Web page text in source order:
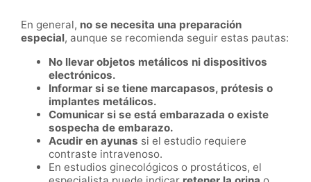
En general, no se necesita una preparación
especial, aunque se recomienda seguir estas pautas:
No llevar objetos metálicos ni dispositivos
electrónicos.
Informar si se tiene marcapasos, prótesis o
implantes metálicos.
Comunicar si se está embarazada o existe
sospecha de embarazo.
Acudir en ayunas si el estudio requiere
contraste intravenoso.
En estudios ginecológicos o prostáticos, el